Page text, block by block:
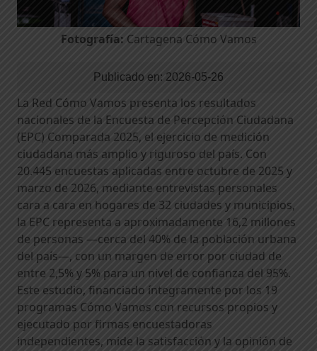
Fotografía: Cartagena Cómo Vamos
Publicado en: 2026-05-26
La Red Cómo Vamos presenta los resultados
nacionales de la Encuesta de Percepción Ciudadana
(EPC) Comparada 2025, el ejercicio de medición
ciudadana más amplio y riguroso del país. Con
20.445 encuestas aplicadas entre octubre de 2025 y
marzo de 2026, mediante entrevistas personales
cara a cara en hogares de 32 ciudades y municipios,
la EPC representa a aproximadamente 16,2 millones
de personas —cerca del 40% de la población urbana
del país—, con un margen de error por ciudad de
entre 2,5% y 5% para un nivel de confianza del 95%.
Este estudio, financiado íntegramente por los 19
programas Cómo Vamos con recursos propios y
ejecutado por firmas encuestadoras
independientes, mide la satisfacción y la opinión de